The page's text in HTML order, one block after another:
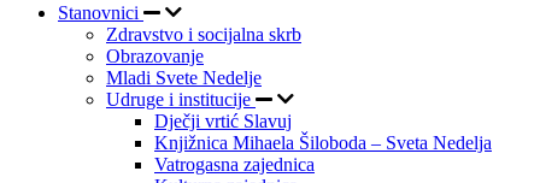
Stanovnici
Zdravstvo i socijalna skrb
Obrazovanje
Mladi Svete Nedelje
Udruge i institucije
Dječji vrtić Slavuj
Knjižnica Mihaela Šiloboda – Sveta Nedelja
Vatrogasna zajednica